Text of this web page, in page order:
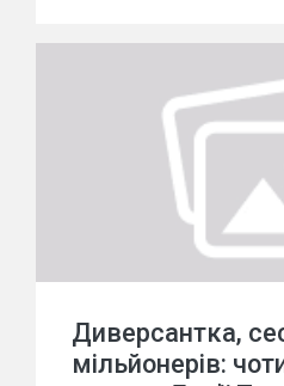
Диверсантка,
мільйонерів: